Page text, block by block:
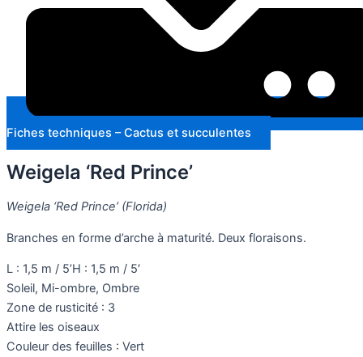
Fiches techniques – Cactus et succulentes
Weigela ‘Red Prince’
Weigela ‘Red Prince’ (Florida)
Branches en forme d’arche à maturité. Deux floraisons.
L : 1,5 m / 5’H : 1,5 m / 5′
Soleil, Mi-ombre, Ombre
Zone de rusticité : 3
Attire les oiseaux
Couleur des feuilles : Vert